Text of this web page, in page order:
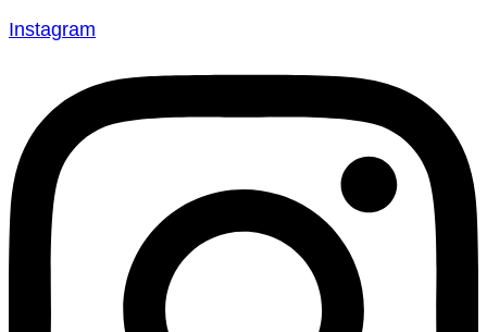
Instagram